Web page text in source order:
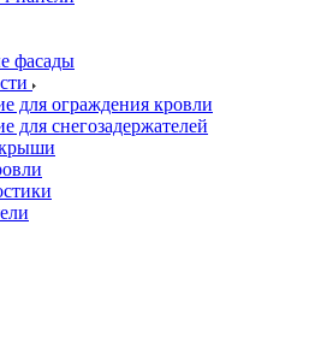
фасады
для ограждения кровли
для снегозадержателей